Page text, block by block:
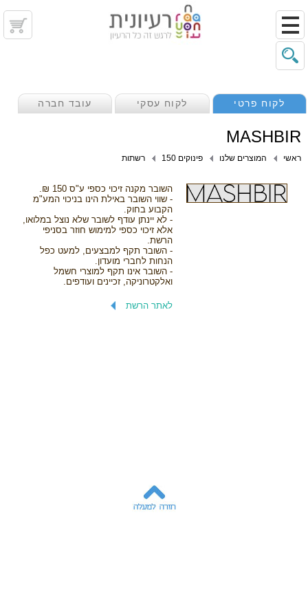
לקוח פרטי לקוח עסקי עובד חברה
MASHBIR
ראשי המוצרים שלנו פינוקים 150 רשתות
השובר מקנה זיכוי כספי ע"ס 150 ₪.
- שווי השובר באילת הינו בניכוי המע"מ
הקבוע בחוק.
- לא יינתן עודף לשובר שלא נוצל במלואו,
אלא זיכוי כספי למימוש חוזר בסניפי
הרשת.
- השובר תקף למבצעים, למעט כפל
הנחות לחברי מועדון.
- השובר אינו תקף למוצרי חשמל
ואלקטרוניקה, זכיינים ועודפים.
לאתר הרשת